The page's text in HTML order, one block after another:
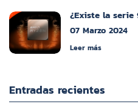
¿Existe la
07 Marzo 2024
Leer más
Entradas recientes